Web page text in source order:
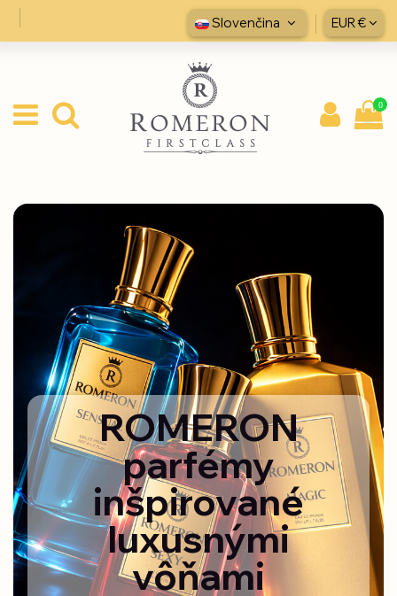
Slovenčina EUR €
0
ROMERON
parfémy
inšpirované
luxusnými
vôňami